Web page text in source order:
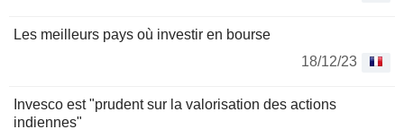
Les meilleurs pays où investir en bourse
18/12/23
Invesco est "prudent sur la valorisation des actions
indiennes"